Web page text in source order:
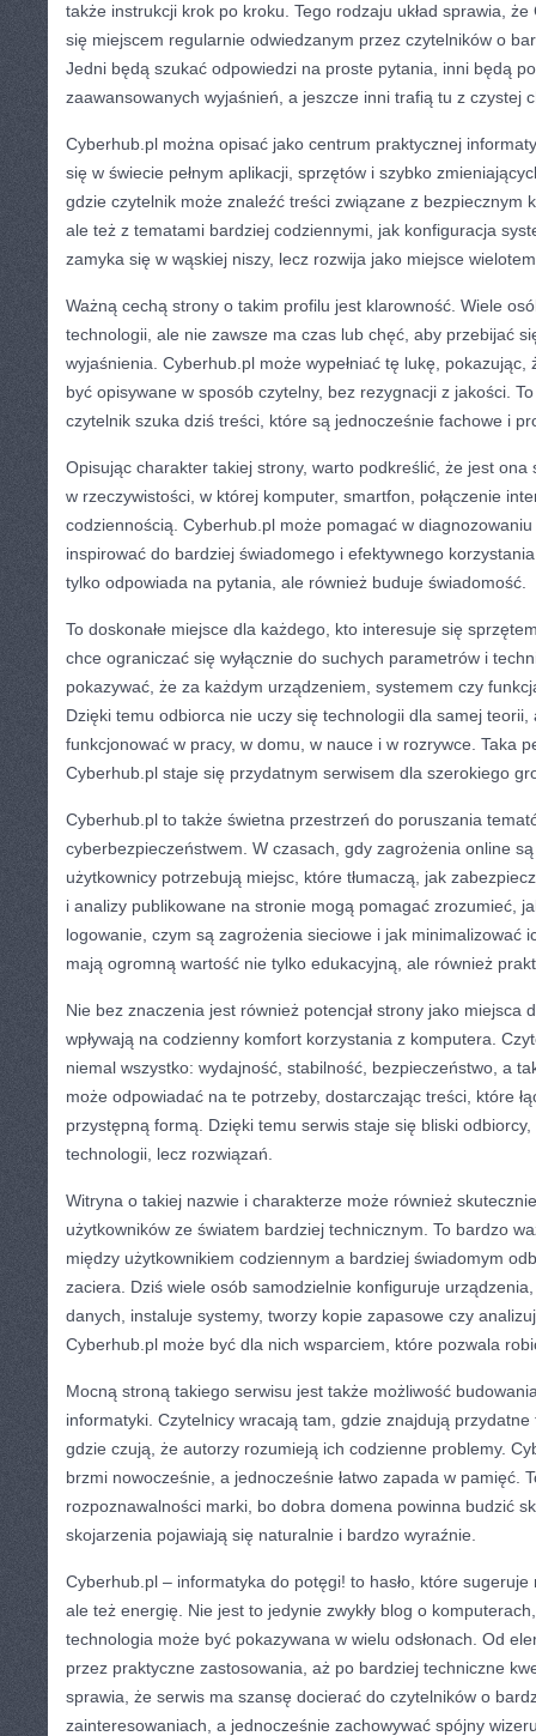
także instrukcji krok po kroku. Tego rodzaju układ sprawia,
się miejscem regularnie odwiedzanym przez czytelników o
Jedni będą szukać odpowiedzi na proste pytania, inni będą
zaawansowanych wyjaśnień, a jeszcze inni trafią tu z czystej
Cyberhub.pl można opisać jako centrum praktycznej
się w świecie pełnym aplikacji, sprzętów i szybko
gdzie czytelnik może znaleźć treści związane z bezpiecznym
ale też z tematami bardziej codziennymi, jak konfiguracja
zamyka się w wąskiej niszy, lecz rozwija jako miejsce
Ważną cechą strony o takim profilu jest klarowność. Wiele
technologii, ale nie zawsze ma czas lub chęć, aby przebijać
wyjaśnienia. Cyberhub.pl może wypełniać tę lukę,
być opisywane w sposób czytelny, bez rezygnacji z jakości.
czytelnik szuka dziś treści, które są jednocześnie fachowe i
Opisując charakter takiej strony, warto podkreślić, że jest ona
w rzeczywistości, w której komputer, smartfon, połączenie
codziennością. Cyberhub.pl może pomagać w
inspirować do bardziej świadomego i efektywnego
tylko odpowiada na pytania, ale również buduje świadomość.
To doskonałe miejsce dla każdego, kto interesuje się
chce ograniczać się wyłącznie do suchych parametrów i
pokazywać, że za każdym urządzeniem, systemem czy
Dzięki temu odbiorca nie uczy się technologii dla samej teorii,
funkcjonować w pracy, w domu, w nauce i w rozrywce. Taka
Cyberhub.pl staje się przydatnym serwisem dla szerokiego
Cyberhub.pl to także świetna przestrzeń do poruszania
cyberbezpieczeństwem. W czasach, gdy zagrożenia online
użytkownicy potrzebują miejsc, które tłumaczą, jak
i analizy publikowane na stronie mogą pomagać zrozumieć,
logowanie, czym są zagrożenia sieciowe i jak minimalizować
mają ogromną wartość nie tylko edukacyjną, ale również
Nie bez znaczenia jest również potencjał strony jako miejsca
wpływają na codzienny komfort korzystania z komputera.
niemal wszystko: wydajność, stabilność, bezpieczeństwo, a
może odpowiadać na te potrzeby, dostarczając treści, które
przystępną formą. Dzięki temu serwis staje się bliski
technologii, lecz rozwiązań.
Witryna o takiej nazwie i charakterze może również
użytkowników ze światem bardziej technicznym. To bardzo
między użytkownikiem codziennym a bardziej świadomym
zaciera. Dziś wiele osób samodzielnie konfiguruje
danych, instaluje systemy, tworzy kopie zapasowe czy
Cyberhub.pl może być dla nich wsparciem, które pozwala
Mocną stroną takiego serwisu jest także możliwość
informatyki. Czytelnicy wracają tam, gdzie znajdują
gdzie czują, że autorzy rozumieją ich codzienne problemy.
brzmi nowocześnie, a jednocześnie łatwo zapada w pamięć.
rozpoznawalności marki, bo dobra domena powinna budzić
skojarzenia pojawiają się naturalnie i bardzo wyraźnie.
Cyberhub.pl – informatyka do potęgi! to hasło, które
ale też energię. Nie jest to jedynie zwykły blog o
technologia może być pokazywana w wielu odsłonach. Od
przez praktyczne zastosowania, aż po bardziej techniczne
sprawia, że serwis ma szansę docierać do czytelników o
zainteresowaniach, a jednocześnie zachowywać spójny